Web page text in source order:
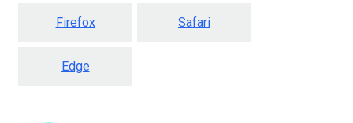
Firefox Safari
Edge